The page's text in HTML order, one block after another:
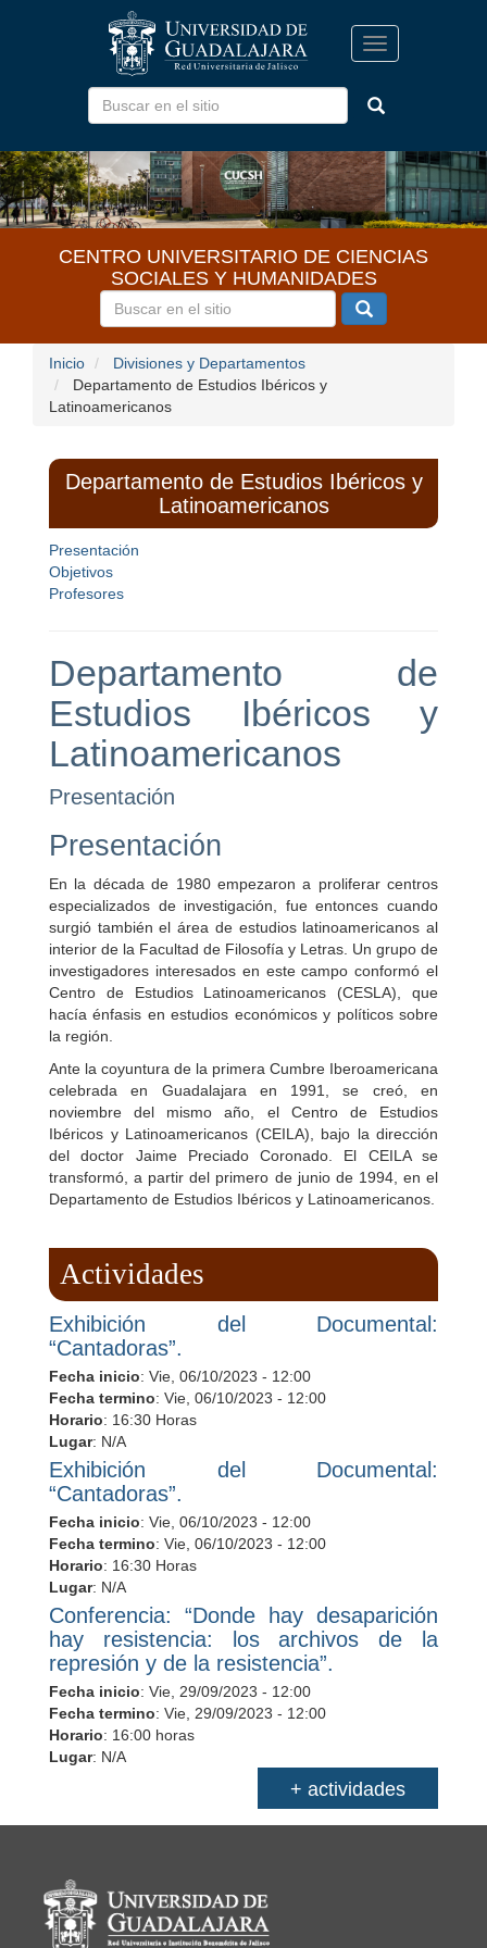
Toggle
navigation
CENTRO UNIVERSITARIO DE CIENCIAS
SOCIALES Y HUMANIDADES
Inicio
Divisiones y Departamentos
Departamento de Estudios Ibéricos y
Latinoamericanos
Departamento de
Estudios Ibéricos y
Latinoamericanos
Presentación
Presentación
En la década de 1980 empezaron a proliferar centros
especializados de investigación, fue entonces cuando
surgió también el área de estudios latinoamericanos al
interior de la Facultad de Filosofía y Letras. Un grupo de
investigadores interesados en este campo conformó el
Centro de Estudios Latinoamericanos (CESLA), que
hacía énfasis en estudios económicos y políticos sobre
la región.
Ante la coyuntura de la primera Cumbre Iberoamericana
celebrada en Guadalajara en 1991, se creó, en
noviembre del mismo año, el Centro de Estudios
Ibéricos y Latinoamericanos (CEILA), bajo la dirección
del doctor Jaime Preciado Coronado. El CEILA se
transformó, a partir del primero de junio de 1994, en el
Departamento de Estudios Ibéricos y Latinoamericanos.
Actividades
Exhibición del Documental:
“Cantadoras”.
Fecha inicio: Vie, 06/10/2023 - 12:00
Fecha termino: Vie, 06/10/2023 - 12:00
Horario: 16:30 Horas
Lugar: N/A
Exhibición del Documental:
“Cantadoras”.
Fecha inicio: Vie, 06/10/2023 - 12:00
Fecha termino: Vie, 06/10/2023 - 12:00
Horario: 16:30 Horas
Lugar: N/A
Conferencia: “Donde hay desaparición
hay resistencia: los archivos de la
represión y de la resistencia”.
Fecha inicio: Vie, 29/09/2023 - 12:00
Fecha termino: Vie, 29/09/2023 - 12:00
Horario: 16:00 horas
Lugar: N/A
+ actividades
Departamento de Estudios Ibéricos y
Latinoamericanos
Presentación
Objetivos
Profesores
Información del portal